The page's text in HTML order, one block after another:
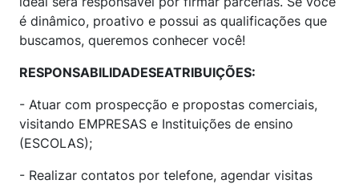
é dinâmico, proativo e possui as qualificações que
buscamos, queremos conhecer você!
RESPONSABILIDADESEATRIBUIÇÕES:
- Atuar com prospecção e propostas comerciais,
visitando EMPRESAS e Instituições de ensino
(ESCOLAS);
- Realizar contatos por telefone, agendar visitas